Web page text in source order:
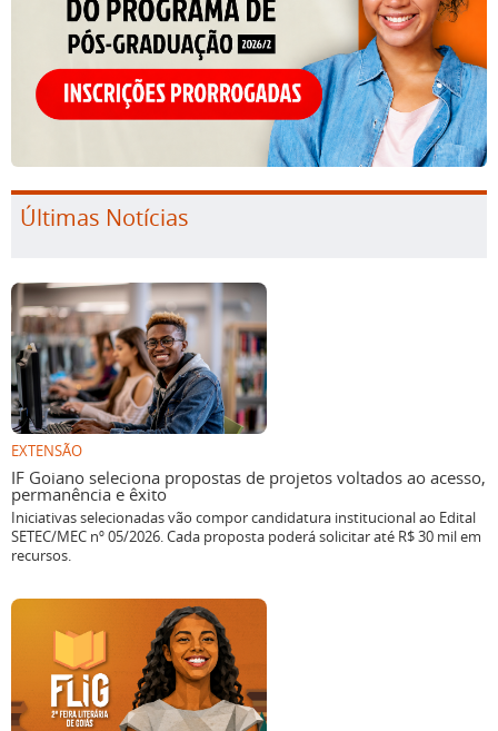
Últimas Notícias
EXTENSÃO
IF Goiano seleciona propostas de projetos voltados ao acesso,
permanência e êxito
Iniciativas selecionadas vão compor candidatura institucional ao Edital
SETEC/MEC nº 05/2026. Cada proposta poderá solicitar até R$ 30 mil em
recursos.